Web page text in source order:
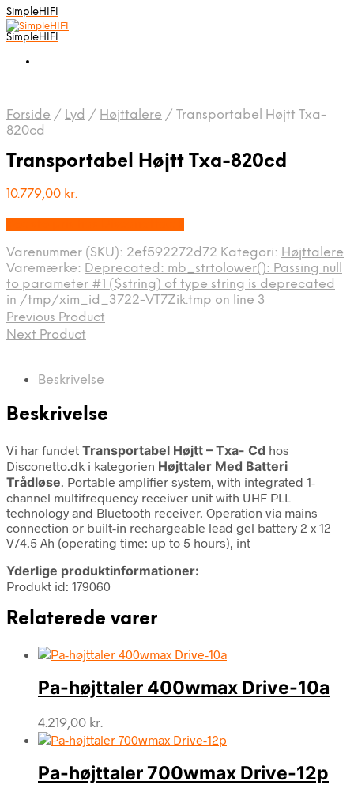
SimpleHIFI
SimpleHIFI
Forside / Lyd / Højttalere / Transportabel Højtt Txa-
820cd
Transportabel Højtt Txa-820cd
10.779,00 kr.
Varenummer (SKU): 2ef592272d72 Kategori: Højttalere
Varemærke: Deprecated: mb_strtolower(): Passing null
to parameter #1 ($string) of type string is deprecated
in /tmp/xim_id_3722-VT7Zik.tmp on line 3
Previous Product
Next Product
Beskrivelse
Beskrivelse
Vi har fundet Transportabel Højtt – Txa- Cd hos
Disconetto.dk i kategorien Højttaler Med Batteri
Trådløse. Portable amplifier system, with integrated 1-
channel multifrequency receiver unit with UHF PLL
technology and Bluetooth receiver. Operation via mains
connection or built-in rechargeable lead gel battery 2 x 12
V/4.5 Ah (operating time: up to 5 hours), int
Yderlige produktinformationer:
Produkt id: 179060
Relaterede varer
Pa-højttaler 400wmax Drive-10a
4.219,00 kr.
Pa-højttaler 700wmax Drive-12p